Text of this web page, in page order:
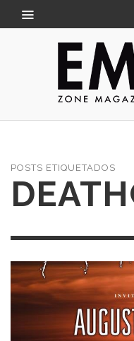
POSTS ETIQUETADOS